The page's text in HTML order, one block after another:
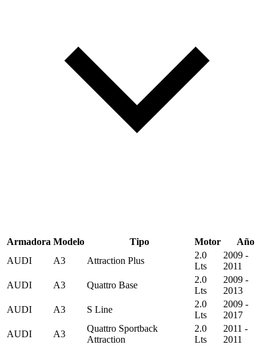
Armadora Modelo Tipo Motor
Año
AUDI
A3 Attraction Plus
2.0
Lts
2009 -
2011
AUDI
A3 Quattro Base
2.0
Lts
2009 -
2013
AUDI
A3 S Line
2.0
Lts
2009 -
2017
AUDI
A3
Quattro Sportback
Attraction
2.0
Lts
2011 -
2011